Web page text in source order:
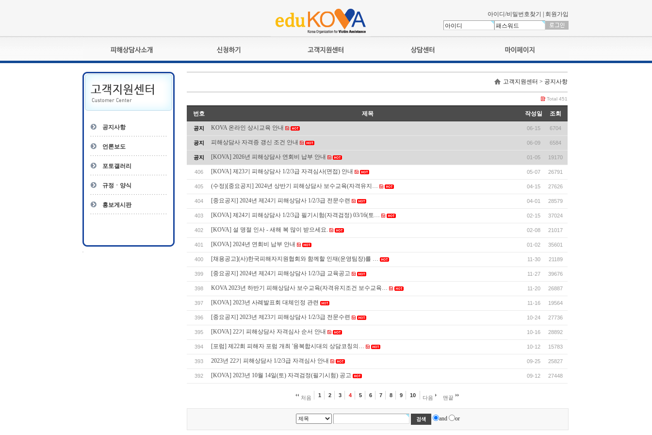
아이디/비밀번호찾기 회원가입
피해상담사란?
자격관리규정
상담사 자격증 확인
- 피해상담사 1급
- 전문수련감독자
- 전문수련기관
교육훈련
자격심사
자격복원
공지사항
규정ㆍ양식
상담접수
나의신청내역
교육영상강의실
회원정보
나의 신청비
나의활동내역
나의 연회비
공지사항
언론보도
포토갤러리
규정ㆍ양식
홍보게시판
고객지원센터 > 공지사항
Total 451
번호 제목 작성일 조회
공지 KOVA 온라인 상시교육 안내 06-15 6704
공지 피해상담사 자격증 갱신 조건 안내 06-09 6584
공지 [KOVA] 2026년 피해상담사 연회비 납부 안내 01-05 19170
406 [KOVA] 제23기 피해상담사 1/2/3급 자격심사(면접) 안내 05-07 26791
405 (수정)[중요공지] 2024년 상반기 피해상담사 보수교육(자격유지… 04-15 27626
404 [중요공지] 2024년 제24기 피해상담사 1/2/3급 전문수련 04-01 28579
403 [KOVA] 제24기 피해상담사 1/2/3급 필기시험(자격검정) 03/16(토… 02-15 37024
402 [KOVA] 설 명절 인사 - 새해 복 많이 받으세요. 02-08 21017
401 [KOVA] 2024년 연회비 납부 안내 01-02 35601
400 [채용공고](사)한국피해자지원협회와 함께할 인재(운영팀장)를 … 11-30 21189
399 [중요공지] 2024년 제24기 피해상담사 1/2/3급 교육공고 11-27 39676
398 KOVA 2023년 하반기 피해상담사 보수교육(자격유지조건 보수교육… 11-20 26887
397 [KOVA] 2023년 사례발표회 대체인정 관련 11-16 19564
396 [중요공지] 2023년 제23기 피해상담사 1/2/3급 전문수련 10-24 27736
395 [KOVA] 22기 피해상담사 자격심사 순서 안내 10-16 28892
394 [포럼] 제22회 피해자 포럼 개최 '융복합시대의 상담코칭의… 10-12 15783
393 2023년 22기 피해상담사 1/2/3급 자격심사 안내 09-25 25827
392 [KOVA] 2023년 10월 14일(토) 자격검정(필기시험) 공고 09-12 27448
처음 1 2 3 4 5 6 7 8 9 10 다음 맨끝
and or